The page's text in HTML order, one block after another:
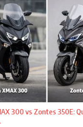
300 vs Zontes 350E: